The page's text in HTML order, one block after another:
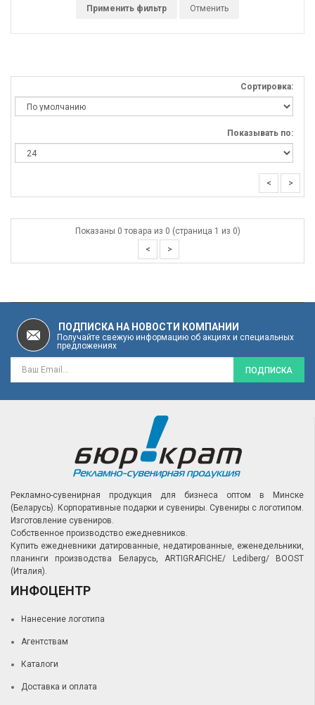
Применить фильтр Отменить
Сортировка:
Показывать по:
< >
Показаны 0 товара из 0 (страница 1 из 0)
<
>
ПОДПИСКА НА НОВОСТИ КОМПАНИИ
Получайте свежую информацию об акциях и специальных
предложениях
ПОДПИСКА
Рекламно-сувенирная продукция для бизнеса оптом в Минске
(Беларусь). Корпоративные подарки и сувениры. Сувениры с логотипом.
Изготовление сувениров.
Собственное производство ежедневников.
Купить ежедневники датированные, недатированные, еженедельники,
планинги производства Беларусь, ARTIGRAFICHE/ Lediberg/ BOOST
(Италия).
ИНФОЦЕНТР
Нанесение логотипа
Агентствам
Каталоги
Доставка и оплата